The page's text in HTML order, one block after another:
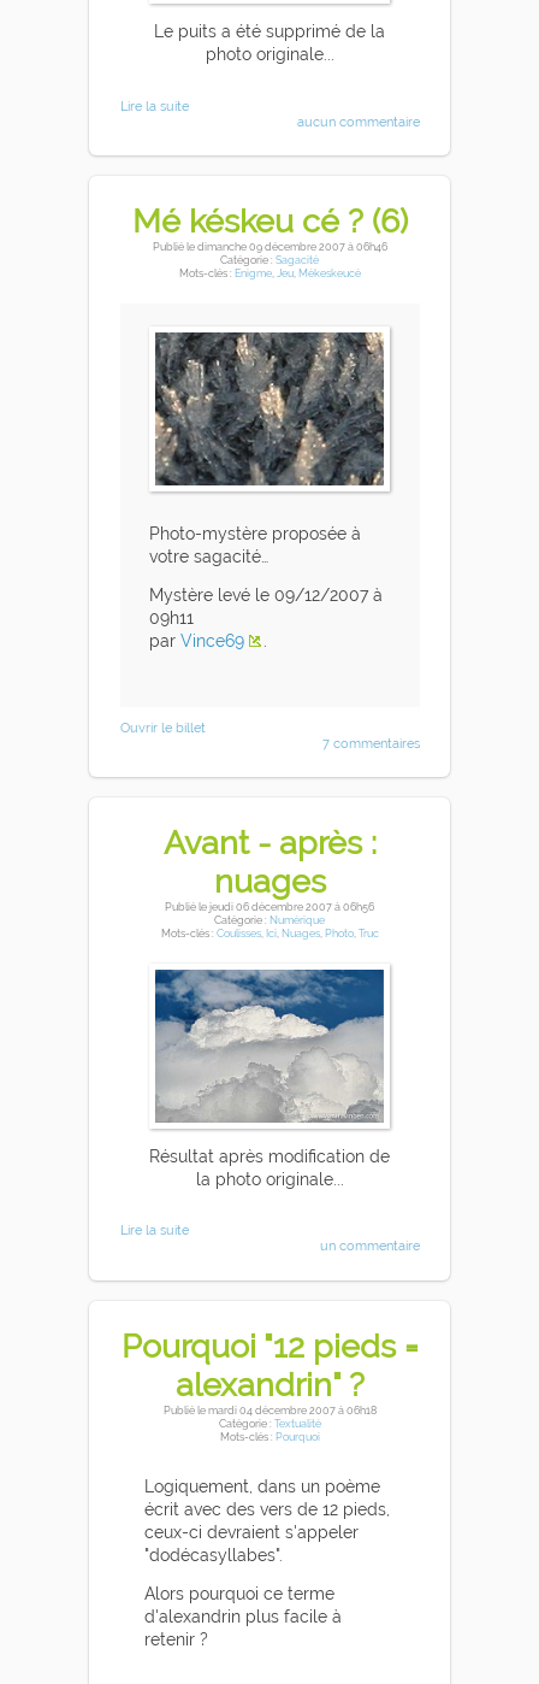
Le puits a été supprimé de la
photo originale...
Lire la suite
aucun commentaire
Mé késkeu cé ? (6)
Publiéle dimanche 09 décembre 2007à 06h46
Catégorie : Sagacité
Mots-clés : Enigme,Jeu,Mékeskeucé
Photo-mystère proposée à
votre sagacité…
Mystère levé le 09/12/2007 à
09h11
parVince69
Ouvrir le billet
7 commentaires
Avant - après :
nuages
Publiéle jeudi 06 décembre 2007à 06h56
Catégorie : Numérique
Mots-clés : Coulisses,Ici,Nuages,Photo,Truc
Résultat après modification de
la photo originale...
Lire la suite
un commentaire
Pourquoi "12 pieds =
alexandrin" ?
Publiéle mardi 04 décembre 2007à 06h18
Catégorie : Textualité
Mots-clés : Pourquoi
Logiquement, dans un poème
écrit avec des vers de 12 pieds,
ceux-ci devraient s'appeler
"dodécasyllabes".
Alors pourquoi ce terme
d'alexandrin plus facile à
retenir ?